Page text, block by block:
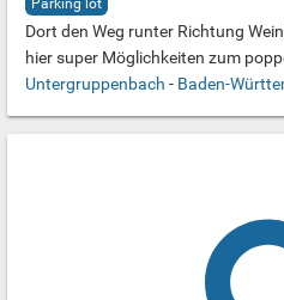
Parking lot
Dort den Weg runter Richtung
hier super Möglichkeiten zum
Untergruppenbach - Baden-